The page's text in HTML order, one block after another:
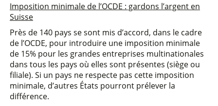
Imposition minimale de l’OCDE : gardons l’argent en
Suisse
Près de 140 pays se sont mis d’accord, dans le cadre
de l’OCDE, pour introduire une imposition minimale
de 15% pour les grandes entreprises multinationales
dans tous les pays où elles sont présentes (siège ou
filiale). Si un pays ne respecte pas cette imposition
minimale, d’autres États pourront prélever la
différence.